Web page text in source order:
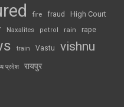
fire fraud High Court
Naxalites petrol rain rape
train Vastu vishnu
प्रदेश रायपुर